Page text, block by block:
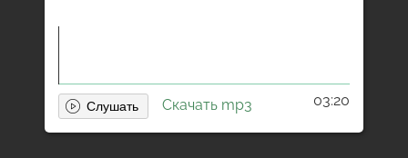
Скачать mp3 03:20